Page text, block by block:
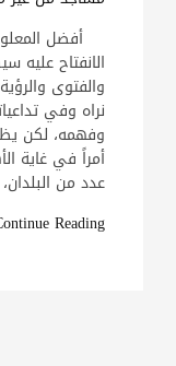
أفضل
الانفتاح
والفتوى
نراه وفي
وفهمه، لكن
أمراً في غاية
عدد من
Reading